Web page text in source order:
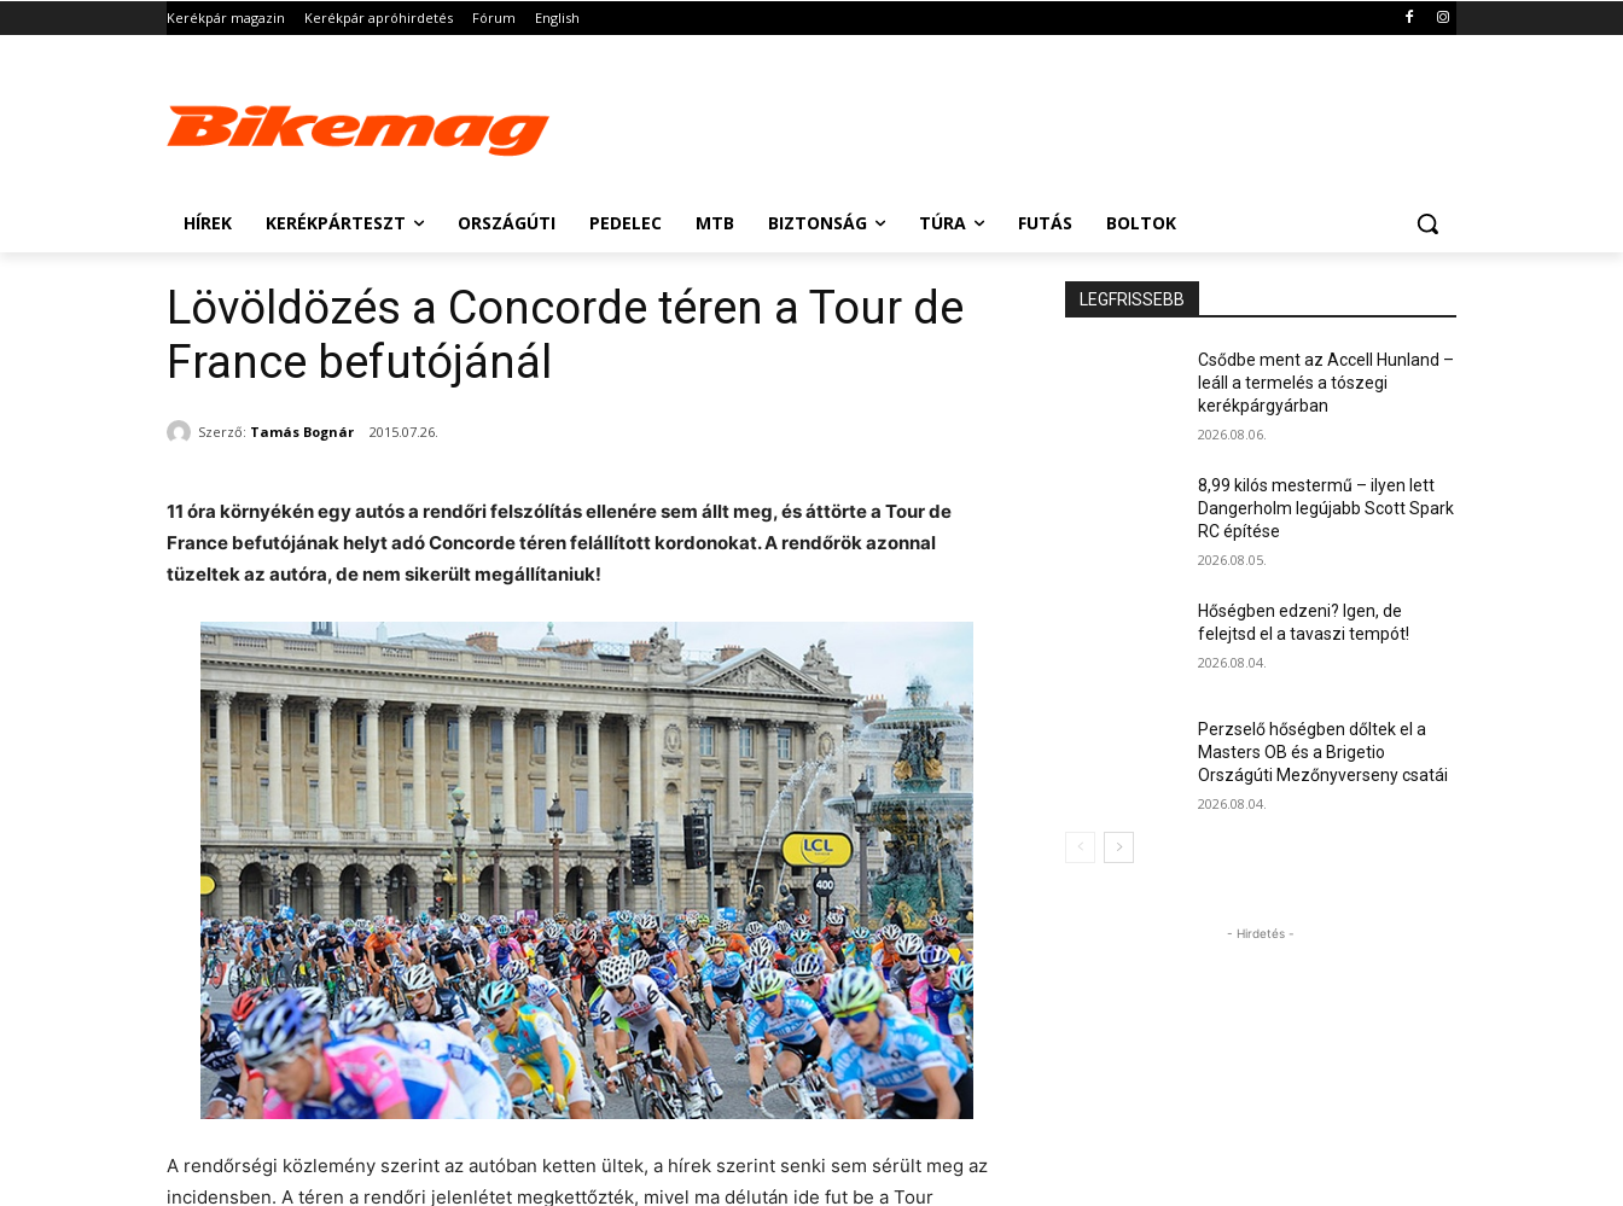
Kerékpár magazin Kerékpár apróhirdetés Fórum English
HÍREK KERÉKPÁRTESZT ORSZÁGÚTI PEDELEC MTB BIZTONSÁG TÚRA FUTÁS BOLTOK
Lövöldözés a Concorde téren a Tour de
France befutójánál
Szerző: Tamás Bognár 2015.07.26.
11 óra környékén egy autós a rendőri felszólítás ellenére sem állt meg, és áttörte a Tour de
France befutójának helyt adó Concorde téren felállított kordonokat. A rendőrök azonnal
tüzeltek az autóra, de nem sikerült megállítaniuk!
A rendőrségi közlemény szerint az autóban ketten ültek, a hírek szerint senki sem sérült meg az
incidensben. A téren a rendőri jelenlétet megkettőzték, mivel ma délután ide fut be a Tour
LEGFRISSEBB
Csődbe ment az Accell Hunland –
leáll a termelés a tószegi
kerékpárgyárban
2026.08.06.
8,99 kilós mestermű – ilyen lett
Dangerholm legújabb Scott Spark
RC építése
2026.08.05.
Hőségben edzeni? Igen, de
felejtsd el a tavaszi tempót!
2026.08.04.
Perzselő hőségben dőltek el a
Masters OB és a Brigetio
Országúti Mezőnyverseny csatái
2026.08.04.
- Hirdetés -